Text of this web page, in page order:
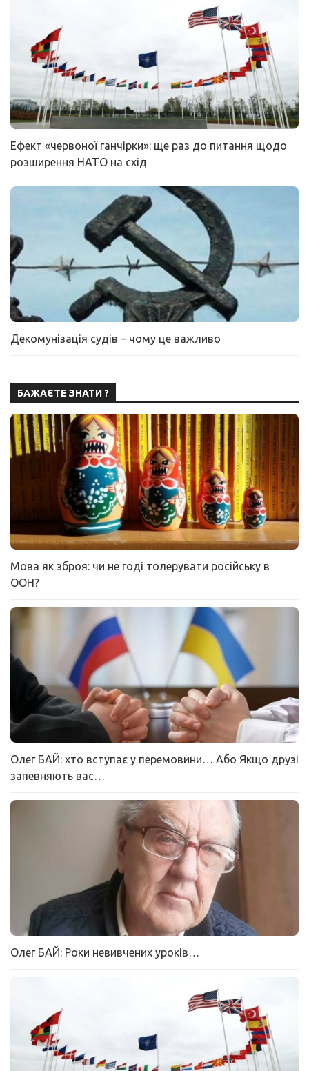
Ефект «червоної ганчірки»: ще раз до питання щодо
розширення НАТО на схід
Декомунізація судів – чому це важливо
БАЖАЄТЕ ЗНАТИ ?
Мова як зброя: чи не годі толерувати російську в
ООН?
Олег БАЙ: хто вступає у перемовини… Або Якщо друзі
запевняють вас…
Олег БАЙ: Роки невивчених уроків…